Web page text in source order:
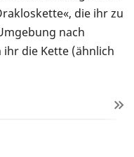
die ihr zu
nach
die Kette (ähnlich